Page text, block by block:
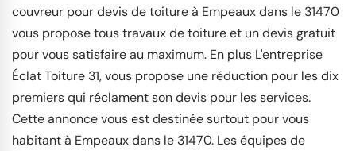
couvreur pour devis de toiture à Empeaux dans le 31470
vous propose tous travaux de toiture et un devis gratuit
pour vous satisfaire au maximum. En plus L'entreprise
Éclat Toiture 31, vous propose une réduction pour les dix
premiers qui réclament son devis pour les services.
Cette annonce vous est destinée surtout pour vous
habitant à Empeaux dans le 31470. Les équipes de